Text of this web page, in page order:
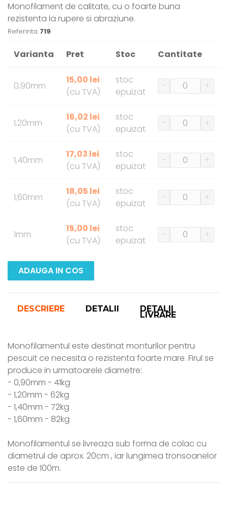
Monofilament de calitate, cu o foarte buna
rezistenta la rupere si abraziune.
Referinta 719
Varianta Pret Stoc Cantitate
0,90mm
15,00 lei
(cu TVA)
stoc
epuizat
- +
1,20mm
16,02 lei
(cu TVA)
stoc
epuizat
- +
1,40mm
17,03 lei
(cu TVA)
stoc
epuizat
- +
1,60mm
18,05 lei
(cu TVA)
stoc
epuizat
- +
1mm
15,00 lei
(cu TVA)
stoc
epuizat
- +
ADAUGA IN COS
DESCRIERE DETALII DETALII
LIVRARE
Monofilamentul este destinat monturilor pentru
pescuit ce necesita o rezistenta foarte mare. Firul se
produce in urmatoarele diametre:
- 0,90mm - 41kg
- 1,20mm - 62kg
- 1,40mm - 72kg
- 1,60mm - 82kg
Monofilamentul se livreaza sub forma de colac cu
diametrul de aprox. 20cm , iar lungimea tronsoanelor
este de 100m.